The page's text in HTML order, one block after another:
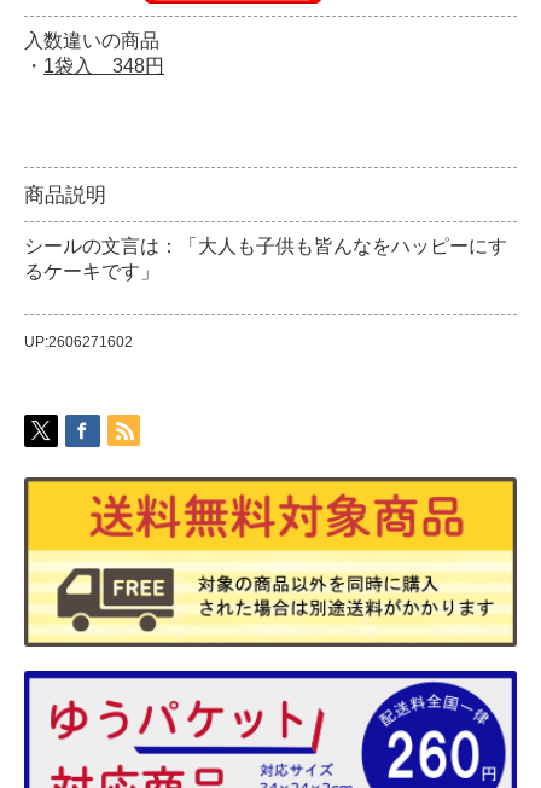
入数違いの商品
・ 1袋入 348円
商品説明
シールの文言は：「大人も子供も皆んなをハッピーにす
るケーキです」
UP:2606271602